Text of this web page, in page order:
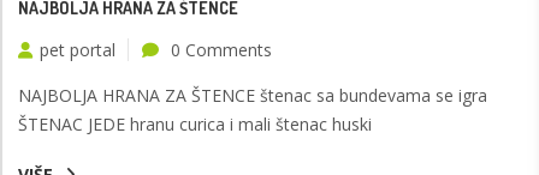
NAJBOLJA HRANA ZA ŠTENCE
pet portal
0 Comments
NAJBOLJA HRANA ZA ŠTENCE štenac sa bundevama se igra
ŠTENAC JEDE hranu curica i mali štenac huski